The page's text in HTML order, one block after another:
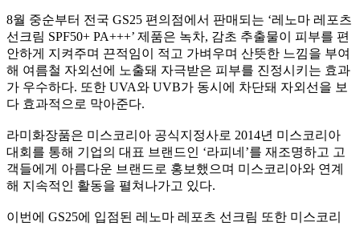
8월 중순부터 전국 GS25 편의점에서 판매되는 ‘레노마 레포츠
선크림 SPF50+ PA+++’ 제품은 녹차, 감초 추출물이 피부를 편
안하게 지켜주며 끈적임이 적고 가벼우며 산뜻한 느낌을 부여
해 여름철 자외선에 노출돼 자극받은 피부를 진정시키는 효과
가 우수하다. 또한 UVA와 UVB가 동시에 차단돼 자외선을 보
다 효과적으로 막아준다.
라미화장품은 미스코리아 공식지정사로 2014년 미스코리아
대회를 통해 기업의 대표 브랜드인 ‘라피네’를 재조명하고 고
객들에게 아름다운 브랜드로 홍보했으며 미스코리아와 연계
해 지속적인 활동을 펼쳐나가고 있다.
이번에 GS25에 입점된 레노마 레포츠 선크림 또한 미스코리